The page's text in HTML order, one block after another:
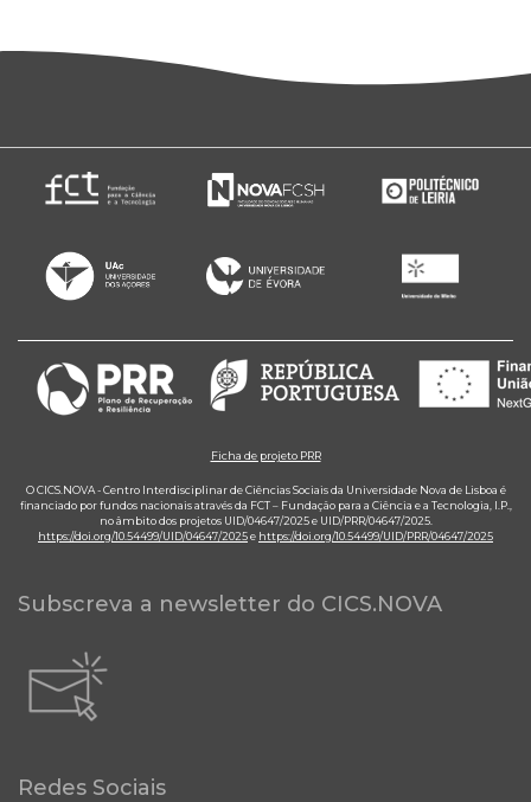
Ficha de projeto PRR
O CICS.NOVA - Centro Interdisciplinar de Ciências Sociais da Universidade Nova de Lisboa é
financiado por fundos nacionais através da FCT – Fundação para a Ciência e a Tecnologia, I.P.,
no âmbito dos projetos UID/04647/2025 e UID/PRR/04647/2025.
https://doi.org/10.54499/UID/04647/2025e https://doi.org/10.54499/UID/PRR/04647/2025
Subscreva a newsletter do CICS.NOVA
Redes Sociais